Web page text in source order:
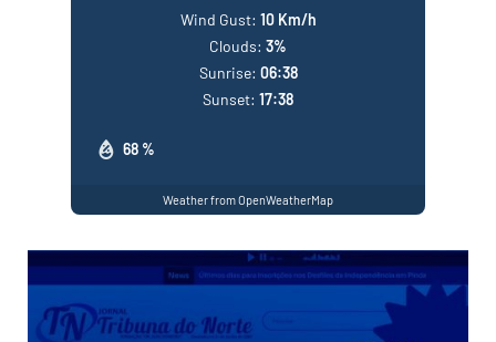
68 %
Wind Gust: 10 Km/h
Clouds: 3%
Sunrise: 06:38
Sunset: 17:38
Weather from OpenWeatherMap